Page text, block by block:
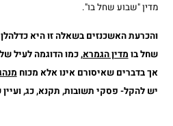
מדין "שבוע שחל בו".
והכרעת האשכנזים בשאלה זו היא
שחל בו מדין הגמרא, כמו הדוגמה לעיל
אך בדברים שאיסורם אינו אלא מכוח
יש להקל- פסקי תשובות, תקנא, כג,